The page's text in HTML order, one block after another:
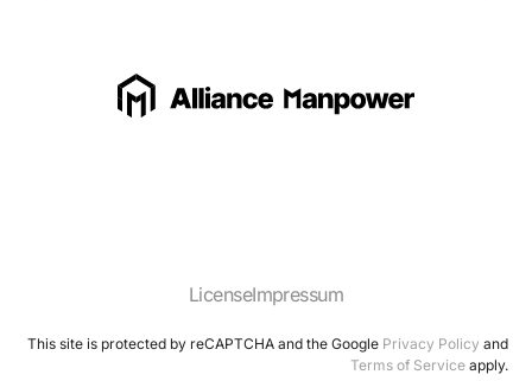
LicenseImpressum
This site is protected by reCAPTCHA and the Google Privacy Policy and
Terms of Service apply.